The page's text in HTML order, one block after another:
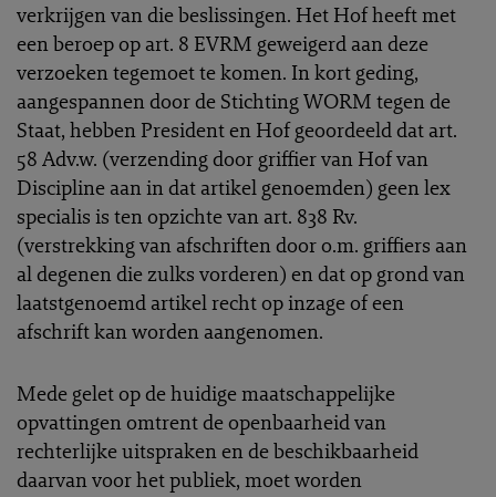
verkrijgen van die beslissingen. Het Hof heeft met
een beroep op art. 8 EVRM geweigerd aan deze
verzoeken tegemoet te komen. In kort geding,
aangespannen door de Stichting WORM tegen de
Staat, hebben President en Hof geoordeeld dat art.
58 Adv.w. (verzending door griffier van Hof van
Discipline aan in dat artikel genoemden) geen lex
specialis is ten opzichte van art. 838 Rv.
(verstrekking van afschriften door o.m. griffiers aan
al degenen die zulks vorderen) en dat op grond van
laatstgenoemd artikel recht op inzage of een
afschrift kan worden aangenomen.
Mede gelet op de huidige maatschappelijke
opvattingen omtrent de openbaarheid van
rechterlijke uitspraken en de beschikbaarheid
daarvan voor het publiek, moet worden